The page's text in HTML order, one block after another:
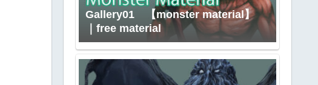
Gallery01 【monster material】
｜free material